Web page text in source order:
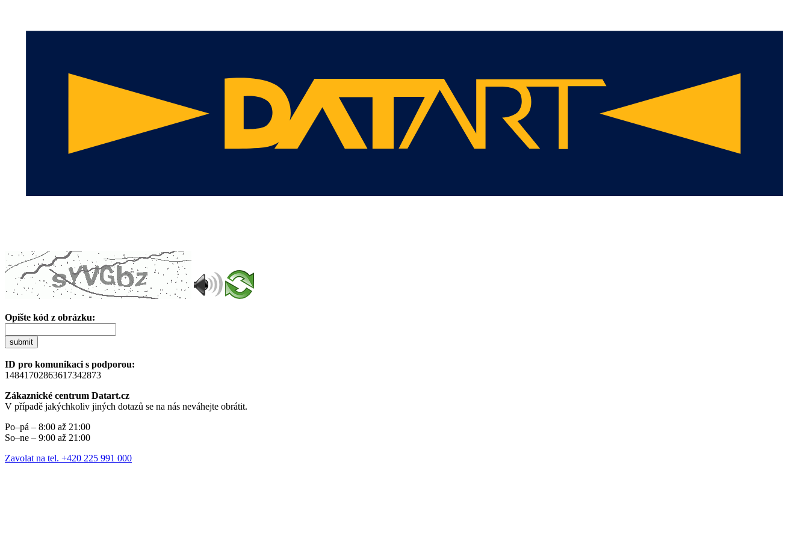
Opište kód z obrázku:
submit
ID pro komunikaci s podporou:
14841702863617342873
Zákaznické centrum Datart.cz
V případě jakýchkoliv jiných dotazů se na nás neváhejte obrátit.
Po–pá – 8:00 až 21:00
So–ne – 9:00 až 21:00
Zavolat na tel. +420 225 991 000